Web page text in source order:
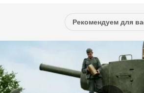
Рекомендуем для